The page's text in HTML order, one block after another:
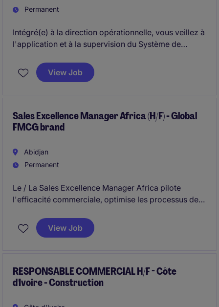
Permanent
Intégré(e) à la direction opérationnelle, vous veillez à
l'application et à la supervision du Système de
englobe plusieurs tâches majeures, couvrant entre
autres : la conception des procédés, la classification
modifications, l'évaluation des risques et l'analyse
des incidents.
View Job
Sales Excellence Manager Africa (H/F) - Global
FMCG brand
Abidjan
Permanent
Le / La Sales Excellence Manager Africa pilote
l'efficacité commerciale, optimise les processus de
terrain. Véritable chef d'orchestre, il/elle coordonne
les équipes internes et les partenaires externes pour
performance, la rentabilité et la satisfaction client.
View Job
RESPONSABLE COMMERCIAL H/F - Côte
d'Ivoire - Construction